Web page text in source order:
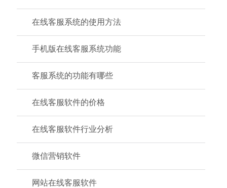
在线客服系统的使用方法
手机版在线客服系统功能
客服系统的功能有哪些
在线客服软件的价格
在线客服软件行业分析
微信营销软件
网站在线客服软件